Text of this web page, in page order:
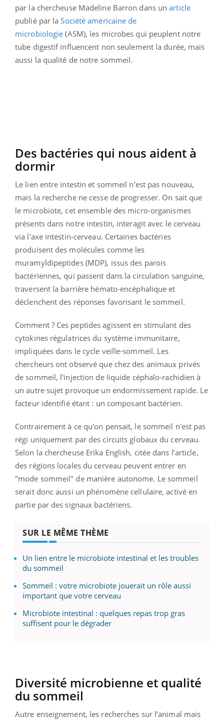
par la chercheuse Madeline Barron dans unarticle
publié par laSociété américaine de
microbiologie (ASM), les microbes qui peuplent notre
tube digestif influencent non seulement la durée, mais
aussi la qualité de notre sommeil.
Des bactéries qui nous aident à
dormir
Le lien entre intestin et sommeil n’est pas nouveau,
mais la recherche ne cesse de progresser. On sait que
le microbiote, cet ensemble des micro-organismes
présents dans notre intestin, interagit avec le cerveau
via l'axe intestin-cerveau. Certaines bactéries
produisent des molécules comme les
muramyldipeptides (MDP), issus des parois
bactériennes, qui passent dans la circulation sanguine,
traversent la barrière hémato-encéphalique et
déclenchent des réponses favorisant le sommeil.
Comment ? Ces peptides agissent en stimulant des
cytokines régulatrices du système immunitaire,
impliquées dans le cycle veille-sommeil. Les
chercheurs ont observé que chez des animaux privés
de sommeil, l’injection de liquide céphalo-rachidien à
un autre sujet provoque un endormissement rapide. Le
facteur identifié étant : un composant bactérien.
Contrairement à ce qu'on pensait, le sommeil n'est pas
régi uniquement par des circuits globaux du cerveau.
Selon la chercheuse Erika English, citée dans l’article,
des régions locales du cerveau peuvent entrer en
"mode sommeil" de manière autonome. Le sommeil
serait donc aussi un phénomène cellulaire, activé en
partie par des signaux bactériens.
SUR LE MÊME THÈME
Un lien entre le microbiote intestinal et les troubles
du sommeil
Sommeil : votre microbiote jouerait un rôle aussi
important que votre cerveau
Microbiote intestinal : quelques repas trop gras
suffisent pour le dégrader
Diversité microbienne et qualité
du sommeil
Autre enseignement, les recherches sur l’animal mais